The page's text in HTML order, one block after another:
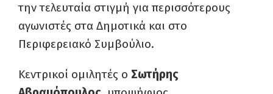
την τελευταία στιγμή για περισσότερους
αγωνιστές στα Δημοτικά και στο
Περιφερειακό Συμβούλιο.
Κεντρικοί ομιλητές ο Σωτήρης